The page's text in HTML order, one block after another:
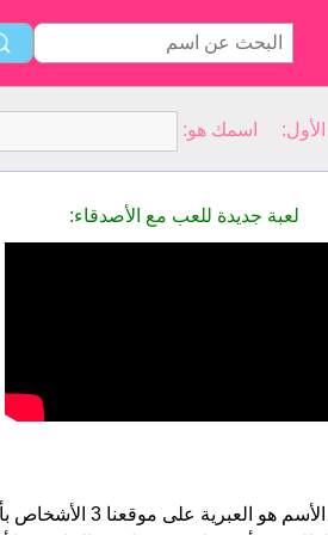
لعبة جديدة للعب مع الأصدقاء: